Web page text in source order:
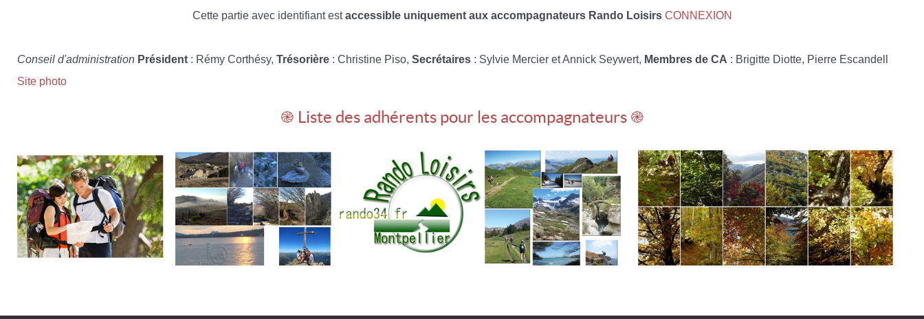
Cette partie avec identifiant estaccessible uniquement aux accompagnateurs Rando Loisirs CONNEXION
Conseil d'administration Président : Rémy Corthésy, Trésorière : Christine Piso, Secrétaires : Sylvie Mercier et Annick Seywert, Membres de CA : Brigitte Diotte, Pierre Escandell
Site photo
֎ Liste des adhérents pour les accompagnateurs ֎